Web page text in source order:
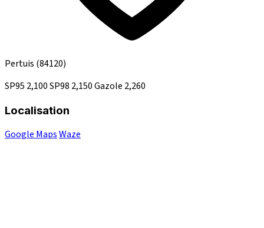
Pertuis (84120)
SP95 2,100SP98 2,150Gazole 2,260
Localisation
Google MapsWaze